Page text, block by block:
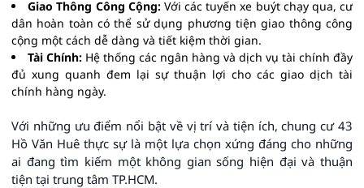
Giao Thông Công Cộng:Với các tuyến xe buýt chạy qua, cư
dân hoàn toàn có thể sử dụng phương tiện giao thông công
cộng một cách dễ dàng và tiết kiệm thời gian.
Tài Chính: Hệ thống các ngân hàng và dịch vụ tài chính đầy
đủ xung quanh đem lại sự thuận lợi cho các giao dịch tài
chính hàng ngày.
Với những ưu điểm nổi bật về vị trí và tiện ích, chung cư 43
Hồ Văn Huê thực sự là một lựa chọn xứng đáng cho những
ai đang tìm kiếm một không gian sống hiện đại và thuận
tiện tại trung tâm TP.HCM.